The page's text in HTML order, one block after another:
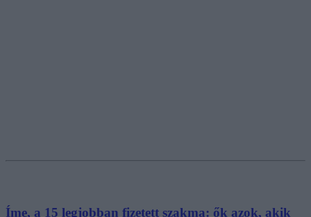
Íme, a 15 legjobban fizetett szakma: ők azok, akik